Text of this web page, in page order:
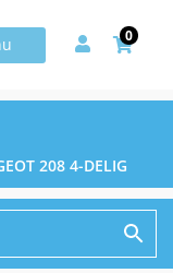
0
208 4-DELIG